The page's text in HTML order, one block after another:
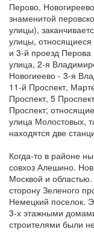
Перово,
знаменитой
улицы),
улицы, относящиеся
и 3-й проезд
улица, 2-я
Новогиеево - 3-я
11-й Проспект,
Проспект, 5
Проспект;
улица Молостовых,
находятся две
Когда-то в районе
совхоз Алешино.
Москвой и
сторону Зеленого
Немецкий поселок.
3-х этажными
строителями были